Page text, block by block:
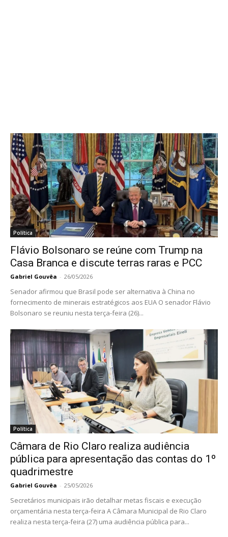
Política
Flávio Bolsonaro se reúne com Trump na
Casa Branca e discute terras raras e PCC
Gabriel Gouvêa - 26/05/2026
Senador afirmou que Brasil pode ser alternativa à China no
fornecimento de minerais estratégicos aos EUA O senador Flávio
Bolsonaro se reuniu nesta terça-feira (26)...
Política
Câmara de Rio Claro realiza audiência
pública para apresentação das contas do 1º
quadrimestre
Gabriel Gouvêa - 25/05/2026
Secretários municipais irão detalhar metas fiscais e execução
orçamentária nesta terça-feira A Câmara Municipal de Rio Claro
realiza nesta terça-feira (27) uma audiência pública para...